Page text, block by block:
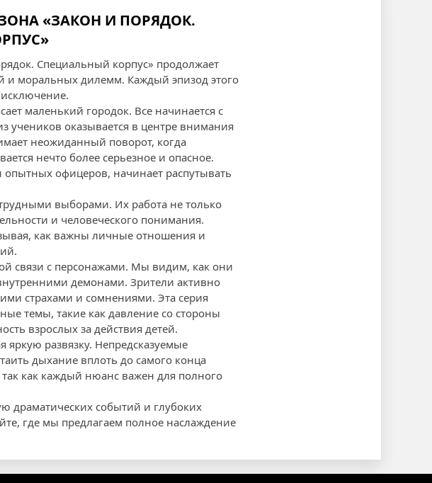
«ЗАКОН И ПОРЯДОК.
Специальный корпус» продолжает
и моральных дилемм. Каждый эпизод этого
маленький городок. Все начинается с
учеников оказывается в центре внимания
неожиданный поворот, когда
нечто более серьезное и опасное.
офицеров, начинает распутывать
выборами. Их работа не только
и человеческого понимания.
как важны личные отношения и
связи с персонажами. Мы видим, как они
демонами. Зрители активно
страхами и сомнениями. Эта серия
темы, такие как давление со стороны
взрослых за действия детей.
яркую развязку. Непредсказуемые
дыхание вплоть до самого конца
как каждый нюанс важен для полного
драматических событий и глубоких
где мы предлагаем полное наслаждение